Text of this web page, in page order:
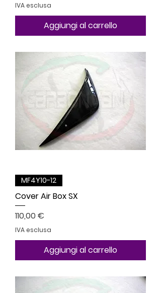
IVA esclusa
Aggiungi al carrello
MF4Y10-12
Cover Air Box SX
Prezzo
110,00 €
IVA esclusa
Aggiungi al carrello